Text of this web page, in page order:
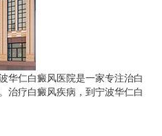
华仁白癜风医院是一家专注治白
治疗白癜风疾病，到宁波华仁白